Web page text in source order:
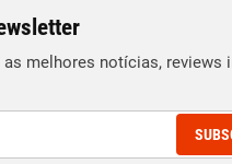
melhores notícias,